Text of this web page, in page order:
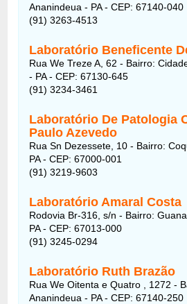
Ananindeua - PA - CEP: 67140-040
(91) 3263-4513
Laboratório Beneficente
Rua We Treze A, 62 - Bairro:
- PA - CEP: 67130-645
(91) 3234-3461
Laboratório De Patologia
Paulo Azevedo
Rua Sn Dezessete, 10 - Bairro:
PA - CEP: 67000-001
(91) 3219-9603
Laboratório Amaral Costa
Rodovia Br-316, s/n - Bairro:
PA - CEP: 67013-000
(91) 3245-0294
Laboratório Ruth Brazão
Rua We Oitenta e Quatro , 1272 -
Ananindeua - PA - CEP: 67140-250